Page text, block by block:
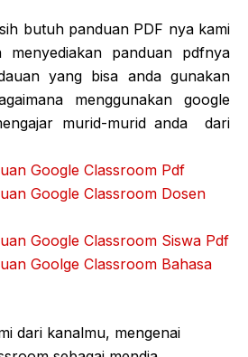
butuh panduan PDF nya kami
menyediakan panduan pdfnya
yang bisa anda gunakan
menggunakan google
murid-murid anda dari
Google Classroom Pdf
Google Classroom Dosen
Google Classroom Siswa Pdf
Goolge Classroom Bahasa
dari kanalmu, mengenai